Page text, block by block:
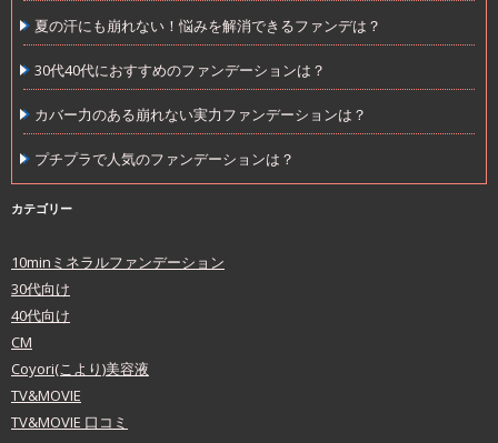
夏の汗にも崩れない！悩みを解消できるファンデは？
30代40代におすすめのファンデーションは？
カバー力のある崩れない実力ファンデーションは？
プチプラで人気のファンデーションは？
カテゴリー
10minミネラルファンデーション
30代向け
40代向け
CM
Coyori(こより)美容液
TV&MOVIE
TV&MOVIE 口コミ